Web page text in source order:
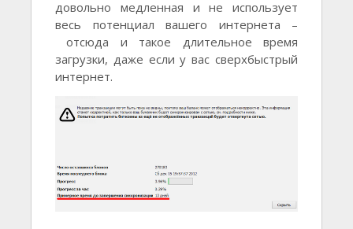
довольно медленная и не использует
весь потенциал вашего интернета –
отсюда и такое длительное время
загрузки, даже если у вас сверхбыстрый
интернет.